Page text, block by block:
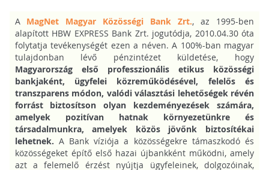
A MagNet Magyar Közösségi Bank Zrt., az 1995-ben
alapított HBW EXPRESS Bank Zrt. jogutódja, 2010.04.30 óta
folytatja tevékenységét ezen a néven. A 100%-ban magyar
tulajdonban lévő pénzintézet küldetése, hogy
Magyarország első professzionális etikus közösségi
bankjaként, ügyfelei közreműködésével, felelős és
transzparens módon, valódi választási lehetőségek révén
forrást biztosítson olyan kezdeményezések számára,
amelyek pozitívan hatnak környezetünkre és
társadalmunkra, amelyek közös jövőnk biztosítékai
lehetnek. A Bank víziója a közösségekre támaszkodó és
közösségeket építő első hazai újbankként működni, amely
azt a felemelő érzést nyújtja ügyfeleinek, dolgozóinak,